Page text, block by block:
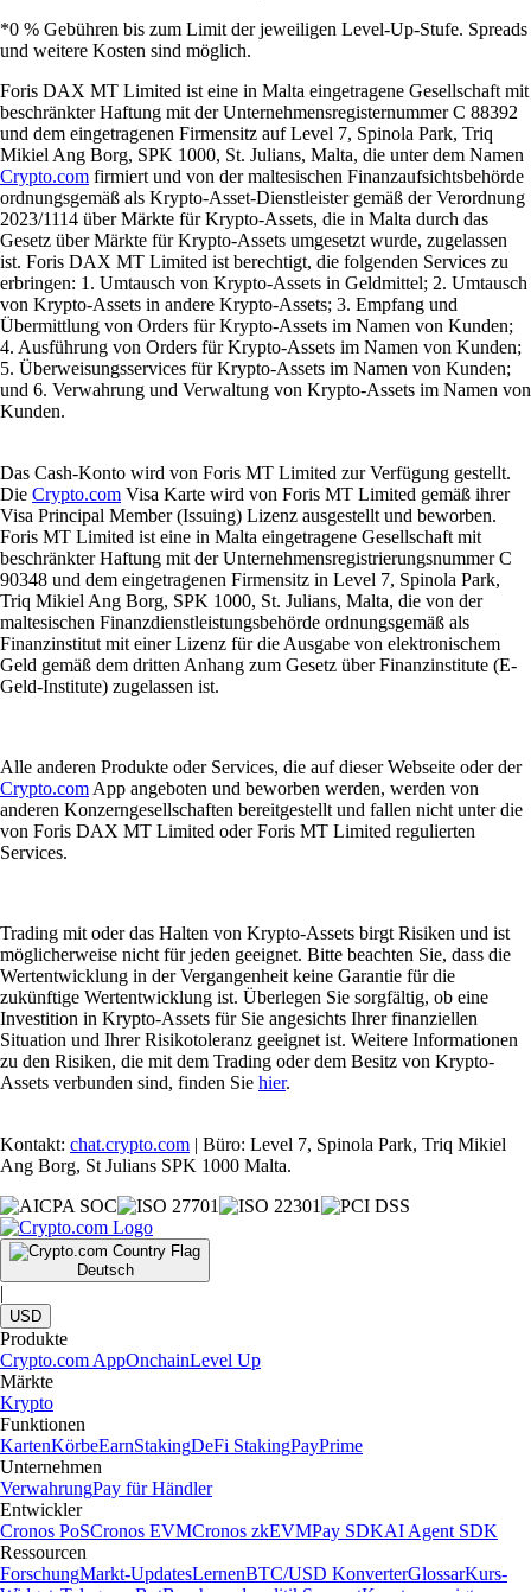
*0 % Gebühren bis zum Limit der jeweiligen Level-Up-Stufe. Spreads
und weitere Kosten sind möglich.
Foris DAX MT Limited ist eine in Malta eingetragene Gesellschaft mit
beschränkter Haftung mit der Unternehmensregisternummer C 88392
und dem eingetragenen Firmensitz auf Level 7, Spinola Park, Triq
Mikiel Ang Borg, SPK 1000, St. Julians, Malta, die unter dem Namen
Crypto.com firmiert und von der maltesischen Finanzaufsichtsbehörde
ordnungsgemäß als Krypto-Asset-Dienstleister gemäß der Verordnung
2023/1114 über Märkte für Krypto-Assets, die in Malta durch das
Gesetz über Märkte für Krypto-Assets umgesetzt wurde, zugelassen
ist. Foris DAX MT Limited ist berechtigt, die folgenden Services zu
erbringen: 1. Umtausch von Krypto-Assets in Geldmittel; 2. Umtausch
von Krypto-Assets in andere Krypto-Assets; 3. Empfang und
Übermittlung von Orders für Krypto-Assets im Namen von Kunden;
4. Ausführung von Orders für Krypto-Assets im Namen von Kunden;
5. Überweisungsservices für Krypto-Assets im Namen von Kunden;
und 6. Verwahrung und Verwaltung von Krypto-Assets im Namen von
Kunden.
Das Cash-Konto wird von Foris MT Limited zur Verfügung gestellt.
Die Crypto.com Visa Karte wird von Foris MT Limited gemäß ihrer
Visa Principal Member (Issuing) Lizenz ausgestellt und beworben.
Foris MT Limited ist eine in Malta eingetragene Gesellschaft mit
beschränkter Haftung mit der Unternehmensregistrierungsnummer C
90348 und dem eingetragenen Firmensitz in Level 7, Spinola Park,
Triq Mikiel Ang Borg, SPK 1000, St. Julians, Malta, die von der
maltesischen Finanzdienstleistungsbehörde ordnungsgemäß als
Finanzinstitut mit einer Lizenz für die Ausgabe von elektronischem
Geld gemäß dem dritten Anhang zum Gesetz über Finanzinstitute (E-
Geld-Institute) zugelassen ist.
Alle anderen Produkte oder Services, die auf dieser Webseite oder der
Crypto.com App angeboten und beworben werden, werden von
anderen Konzerngesellschaften bereitgestellt und fallen nicht unter die
von Foris DAX MT Limited oder Foris MT Limited regulierten
Services.
Trading mit oder das Halten von Krypto-Assets birgt Risiken und ist
möglicherweise nicht für jeden geeignet. Bitte beachten Sie, dass die
Wertentwicklung in der Vergangenheit keine Garantie für die
zukünftige Wertentwicklung ist. Überlegen Sie sorgfältig, ob eine
Investition in Krypto-Assets für Sie angesichts Ihrer finanziellen
Situation und Ihrer Risikotoleranz geeignet ist. Weitere Informationen
zu den Risiken, die mit dem Trading oder dem Besitz von Krypto-
Assets verbunden sind, finden Sie hier.
Kontakt: chat.crypto.com | Büro: Level 7, Spinola Park, Triq Mikiel
Ang Borg, St Julians SPK 1000 Malta.
Deutsch
|
USD
Produkte
Crypto.com AppOnchainLevel Up
Märkte
Krypto
Funktionen
KartenKörbeEarnStakingDeFi StakingPayPrime
Unternehmen
VerwahrungPay für Händler
Entwickler
Cronos PoSCronos EVMCronos zkEVMPay SDKAI Agent SDK
Ressourcen
ForschungMarkt-UpdatesLernenBTC/USD KonverterGlossarKurs-